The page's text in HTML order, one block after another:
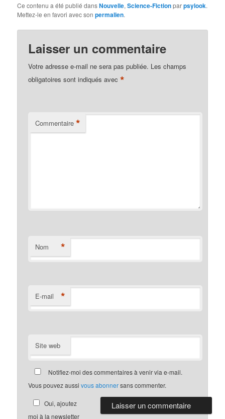
Ce contenu a été publié dansNouvelle,Science-Fictionparpsylook.
Mettez-le en favori avec sonpermalien.
Laisser un commentaire
Votre adresse e-mail ne sera pas publiée. Les champs
obligatoires sont indiqués avec*
Commentaire *
Nom *
E-mail *
Site web
Notifiez-moi des commentaires à venir via e-mail.
Vous pouvez aussivous abonnersans commenter.
Oui, ajoutez
moi à la newsletter